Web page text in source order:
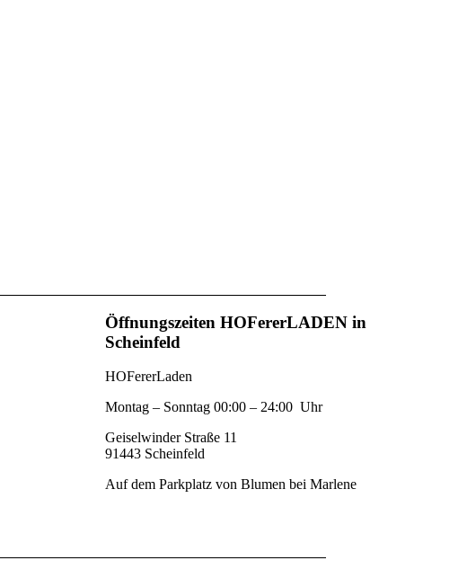
Öffnungszeiten HOFererLADEN in
Scheinfeld
HOFererLaden
Montag – Sonntag 00:00 – 24:00 Uhr
Geiselwinder Straße 11
91443 Scheinfeld
Auf dem Parkplatz von Blumen bei Marlene